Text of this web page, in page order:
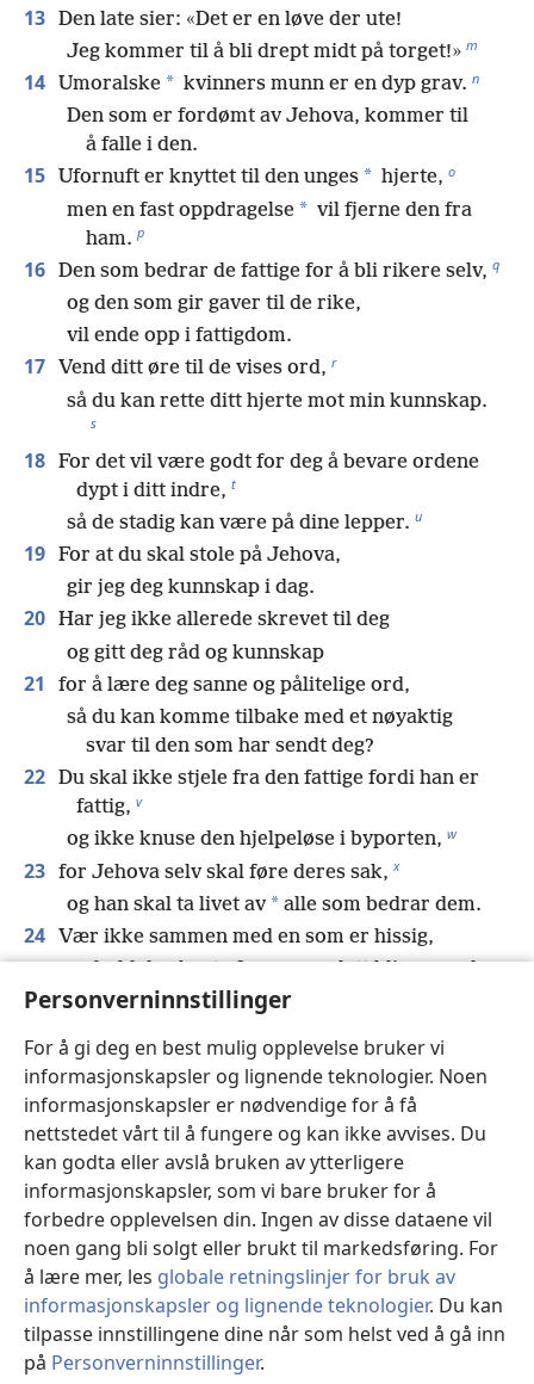
Personverninnstillinger
For å gi deg en best mulig opplevelse bruker vi
informasjonskapsler og lignende teknologier. Noen
informasjonskapsler er nødvendige for å få
nettstedet vårt til å fungere og kan ikke avvises. Du
kan godta eller avslå bruken av ytterligere
informasjonskapsler, som vi bare bruker for å
forbedre opplevelsen din. Ingen av disse dataene vil
noen gang bli solgt eller brukt til markedsføring. For
å lære mer, les globale retningslinjer for bruk av
informasjonskapsler og lignende teknologier. Du kan
tilpasse innstillingene dine når som helst ved å gå inn
på Personverninnstillinger.
13 Den late sier: «Det er en løve der ute!
Jeg kommer til å bli drept midt på torget!» m
14 Umoralske * kvinners munn er en dyp grav. n
Den som er fordømt av Jehova, kommer til
å falle i den.
15 Ufornuft er knyttet til den unges * hjerte, o
men en fast oppdragelse * vil fjerne den fra
ham. p
16 Den som bedrar de fattige for å bli rikere selv, q
og den som gir gaver til de rike,
vil ende opp i fattigdom.
17 Vend ditt øre til de vises ord, r
så du kan rette ditt hjerte mot min kunnskap.
s
18 For det vil være godt for deg å bevare ordene
dypt i ditt indre, t
så de stadig kan være på dine lepper. u
19 For at du skal stole på Jehova,
gir jeg deg kunnskap i dag.
20 Har jeg ikke allerede skrevet til deg
og gitt deg råd og kunnskap
21
for å lære deg sanne og pålitelige ord,
så du kan komme tilbake med et nøyaktig
svar til den som har sendt deg?
22 Du skal ikke stjele fra den fattige fordi han er
fattig, v
og ikke knuse den hjelpeløse i byporten, w
23 for Jehova selv skal føre deres sak, x
og han skal ta livet av * alle som bedrar dem.
24 Vær ikke sammen med en som er hissig,
25 så du ikke lærer deg hans veier
26
Vær ikke blant dem som forplikter seg med et
håndtrykk,
dem som stiller sikkerhet for lån.
27 Hvis du ikke kan betale,
vil de ta sengen du ligger på.
28 Flytt ikke et gammelt grensemerke
som dine forfedre har satt. æ
29 Har du sett en som er dyktig i sitt arbeid?
Han kommer til å stå framfor konger ø
og ikke framfor vanlige mennesker.